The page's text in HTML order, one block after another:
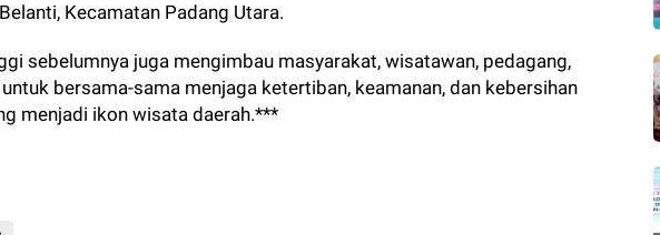
Kecamatan Padang Utara.
sebelumnya juga mengimbau masyarakat, wisatawan, pedagang,
bersama-sama menjaga ketertiban, keamanan, dan kebersihan
menjadi ikon wisata daerah.***